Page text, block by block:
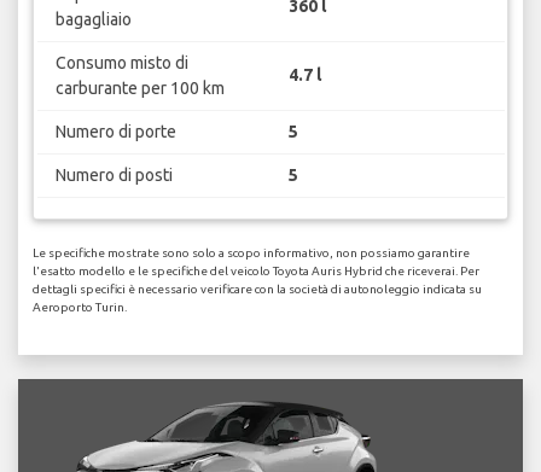
bagagliaio
360 l
Consumo misto di
carburante per 100 km
4.7 l
Numero di porte 5
Numero di posti 5
Le specifiche mostrate sono solo a scopo informativo, non possiamo garantire
l'esatto modello e le specifiche del veicolo Toyota Auris Hybrid che riceverai. Per
dettagli specifici è necessario verificare con la società di autonoleggio indicata su
Aeroporto Turin.